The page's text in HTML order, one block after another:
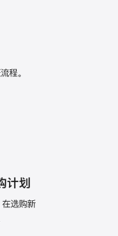
程。
计划
在选购新